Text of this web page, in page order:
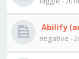
Abilify
negative -